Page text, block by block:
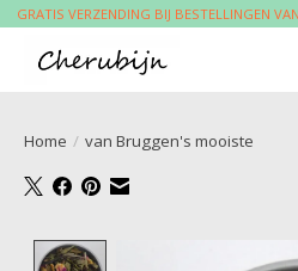
GRATIS VERZENDING BIJ BESTELLINGEN
Home / van Bruggen's mooiste
Product image